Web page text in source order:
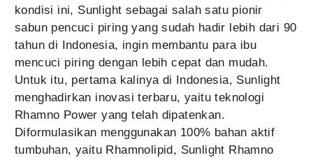
kondisi ini, Sunlight sebagai salah satu pionir
sabun pencuci piring yang sudah hadir lebih dari 90
tahun di Indonesia, ingin membantu para ibu
mencuci piring dengan lebih cepat dan mudah.
Untuk itu, pertama kalinya di Indonesia, Sunlight
menghadirkan inovasi terbaru, yaitu teknologi
Rhamno Power yang telah dipatenkan.
Diformulasikan menggunakan 100% bahan aktif
tumbuhan, yaitu Rhamnolipid, Sunlight Rhamno